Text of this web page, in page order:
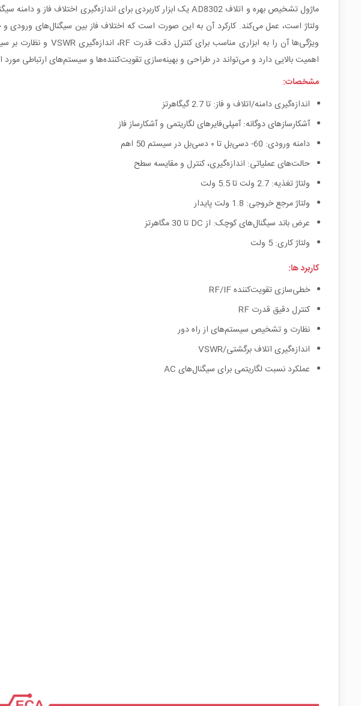
اهمیت بالایی دارد و می‌تواند در طراحی و بهینه‌سازی تقویت‌کننده‌ها و سیستم‌های ارتباطی مورد
مشخصات:
اندازه‌گیری دامنه/اتلاف و فاز: تا 2.7 گیگاهرتز
آشکارسازهای دوگانه: آمپلی‌فایرهای لگاریتمی و آشکارساز فاز
دامنه ورودی: 60- دسی‌بل تا ۰ دسی‌بل در سیستم 50 اهم
حالت‌های عملیاتی: اندازه‌گیری، کنترل و مقایسه سطح
ولتاژ تغذیه: 2.7 ولت تا 5.5 ولت
ولتاژ مرجع خروجی: 1.8 ولت پایدار
عرض باند سیگنال‌های کوچک: از DC تا 30 مگاهرتز
ولتاژ کاری: 5 ولت
کاربرد ها:
خطی‌سازی تقویت‌کننده RF/IF
کنترل دقیق قدرت RF
نظارت و تشخیص سیستم‌های از راه دور
اندازه‌گیری اتلاف برگشتی/VSWR
عملکرد نسبت لگاریتمی برای سیگنال‌های AC